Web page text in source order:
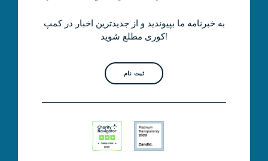
به خبرنامه ما بپیوندید و از جدیدترین اخبار در کمپ
کوری مطلع شوید!
ثبت نام